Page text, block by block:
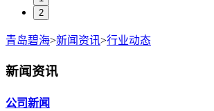
2
青岛碧海>新闻资讯>行业动态
新闻资讯
公司新闻